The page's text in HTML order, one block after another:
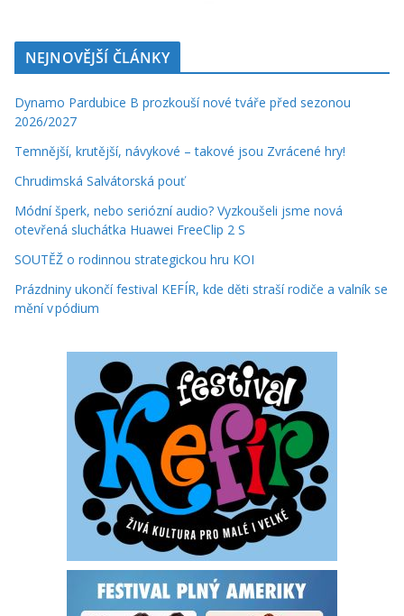
NEJNOVĚJŠÍ ČLÁNKY
Dynamo Pardubice B prozkouší nové tváře před sezonou
2026/2027
Temnější, krutější, návykové – takové jsou Zvrácené hry!
Chrudimská Salvátorská pouť
Módní šperk, nebo seriózní audio? Vyzkoušeli jsme nová
otevřená sluchátka Huawei FreeClip 2 S
SOUTĚŽ o rodinnou strategickou hru KOI
Prázdniny ukončí festival KEFÍR, kde děti straší rodiče a valník se
mění v pódium